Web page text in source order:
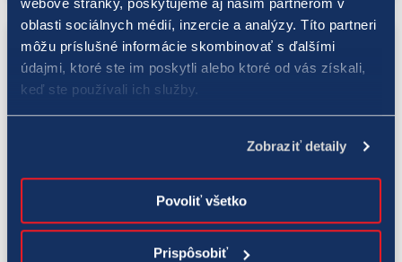
webové stránky, poskytujeme aj našim partnerom v
oblasti sociálnych médií, inzercie a analýzy. Títo partneri
môžu príslušné informácie skombinovať s ďalšími
údajmi, ktoré ste im poskytli alebo ktoré od vás získali,
keď ste používali ich služby.
Zobraziť detaily
Povoliť všetko
Prispôsobiť
Peking 2022